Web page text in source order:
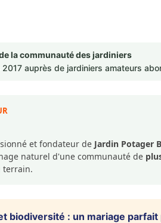
la communauté des jardiniers
auprès de jardiniers amateurs
et fondateur de Jardin Potager
naturel d'une communauté de
terrain.
biodiversité : un mariage